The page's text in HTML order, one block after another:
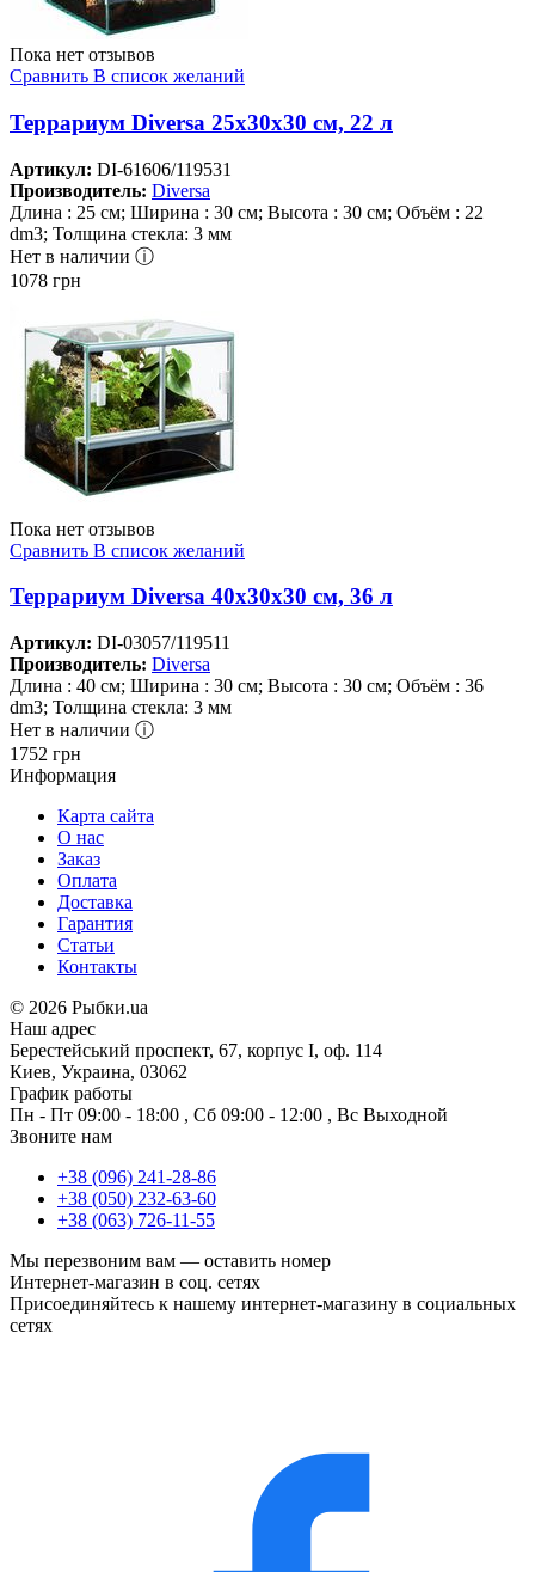
Пока нет отзывов
Сравнить В список желаний
Террариум Diversa 25х30х30 см, 22 л
Артикул: DI-61606/119531
Производитель: Diversa
Длина : 25 см; Ширина : 30 см; Высота : 30 см; Объём : 22
dm3; Толщина стекла: 3 мм
Нет в наличии ⓘ
1078 грн
Пока нет отзывов
Сравнить В список желаний
Террариум Diversa 40х30х30 см, 36 л
Артикул: DI-03057/119511
Производитель: Diversa
Длина : 40 см; Ширина : 30 см; Высота : 30 см; Объём : 36
dm3; Толщина стекла: 3 мм
Нет в наличии ⓘ
1752 грн
Информация
Карта сайта
О нас
Заказ
Оплата
Доставка
Гарантия
Статьи
Контакты
© 2026 Рыбки.ua
Наш адрес
Берестейський проспект, 67, корпус I, оф. 114
Киев, Украина, 03062
График работы
Пн - Пт 09:00 - 18:00 , Сб 09:00 - 12:00 , Вс Выходной
Звоните нам
+38 (096) 241-28-86
+38 (050) 232-63-60
+38 (063) 726-11-55
Мы перезвоним вам — оставить номер
Интернет-магазин в соц. сетях
Присоединяйтесь к нашему интернет-магазину в социальных
сетях